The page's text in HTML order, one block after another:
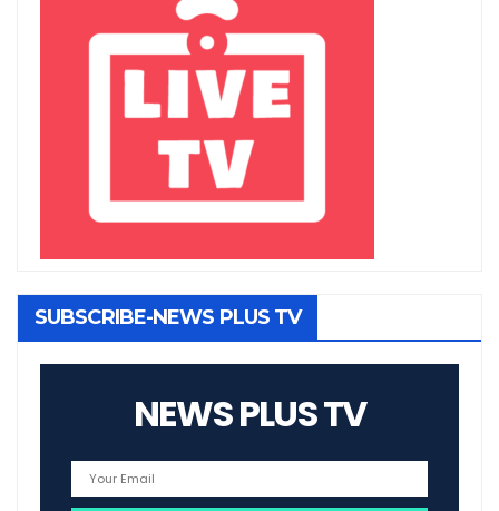
SUBSCRIBE-NEWS PLUS TV
NEWS PLUS TV